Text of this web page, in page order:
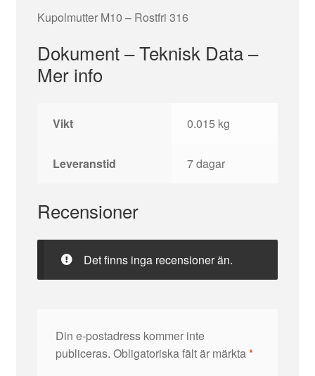
Kupolmutter M10 – Rostfri 316
Dokument – Teknisk Data –
Mer info
Vikt 0.015 kg
Leveranstid 7 dagar
Recensioner
Det finns inga recensioner än.
Din e-postadress kommer inte
publiceras. Obligatoriska fält är märkta*